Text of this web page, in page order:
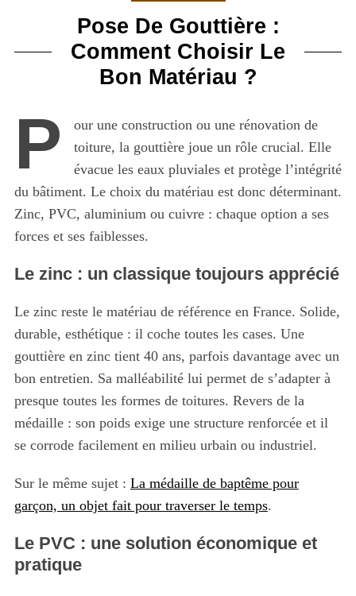
Pose De Gouttière :
Comment Choisir Le
Bon Matériau ?
P
our une construction ou une rénovation de
toiture, la gouttière joue un rôle crucial. Elle
évacue les eaux pluviales et protège l’intégrité
du bâtiment. Le choix du matériau est donc déterminant.
Zinc, PVC, aluminium ou cuivre : chaque option a ses
forces et ses faiblesses.
Le zinc : un classique toujours apprécié
Le zinc reste le matériau de référence en France. Solide,
durable, esthétique : il coche toutes les cases. Une
gouttière en zinc tient 40 ans, parfois davantage avec un
bon entretien. Sa malléabilité lui permet de s’adapter à
presque toutes les formes de toitures. Revers de la
médaille : son poids exige une structure renforcée et il
se corrode facilement en milieu urbain ou industriel.
Sur le même sujet : La médaille de baptême pour
garçon, un objet fait pour traverser le temps.
Le PVC : une solution économique et
pratique